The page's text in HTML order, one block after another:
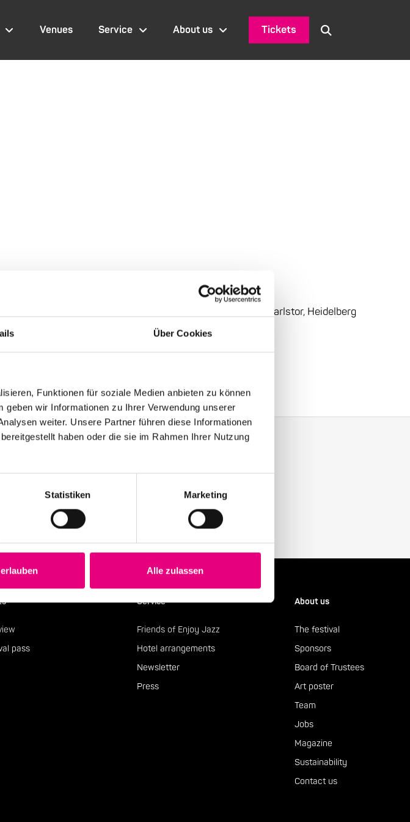
Über Cookies
Funktionen für soziale Medien anbieten zu können
wir Informationen zu Ihrer Verwendung unserer
weiter. Unsere Partner führen diese Informationen
haben oder die sie im Rahmen Ihrer Nutzung
Statistiken Marketing
Alle zulassen
Venues Service About us Tickets
Karlstor, Heidelberg
Boine & Band
Stay up to date!
Receive the latest news regularly with our Enjoy Jazz.
Subscribe to our newsletter
pass
Service
Friends of Enjoy Jazz
Hotel arrangements
Newsletter
Press
About us
The festival
Sponsors
Board of Trustees
Art poster
Team
Jobs
Magazine
Sustainability
Contact us